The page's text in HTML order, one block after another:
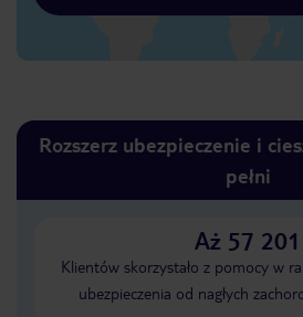
Rozszerz ubezpieczenie i
pełni
Aż 57 201
Klientów skorzystało z pomocy w
ubezpieczenia od nagłych